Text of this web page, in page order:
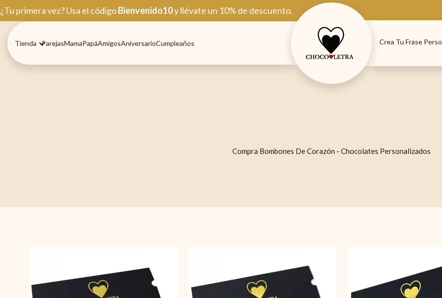
Ir
al
contenido
¿Tu primera vez? Usa el códigoBienvenido10y llévate un 10% de descuento.
Tienda ParejasMamaPapáAmigosAniversarioCumpleaños Crea Tu Frase
Compra Bombones De Corazón - Chocolates Personalizados